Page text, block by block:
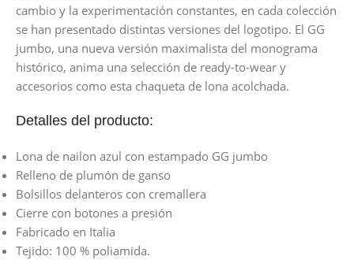
cambio y la experimentación constantes, en cada colección
se han presentado distintas versiones del logotipo. El GG
jumbo, una nueva versión maximalista del monograma
histórico, anima una selección de ready-to-wear y
accesorios como esta chaqueta de lona acolchada.
Detalles del producto:
Lona de nailon azul con estampado GG jumbo
Relleno de plumón de ganso
Bolsillos delanteros con cremallera
Cierre con botones a presión
Fabricado en Italia
Tejido: 100 % poliamida.